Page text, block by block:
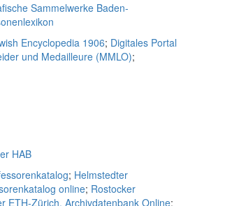
Sammelwerke Baden-
Encyclopedia 1906; Digitales Portal
und Medailleure (MMLO);
HAB
; Helmstedter
online; Rostocker
ETH-Zürich, Archivdatenbank Online;